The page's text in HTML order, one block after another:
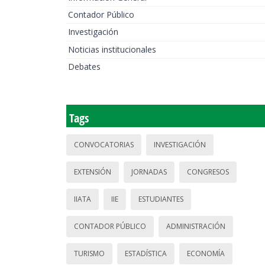
Contador Público
Investigación
Noticias institucionales
Debates
Tags
CONVOCATORIAS INVESTIGACIÓN
EXTENSIÓN JORNADAS CONGRESOS
IIATA IIE ESTUDIANTES
CONTADOR PÚBLICO ADMINISTRACIÓN
TURISMO ESTADÍSTICA ECONOMÍA